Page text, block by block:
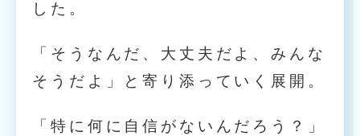
した。
「そうなんだ、大丈夫だよ、みんな
そうだよ」と寄り添っていく展開。
「特に何に自信がないんだろう？」